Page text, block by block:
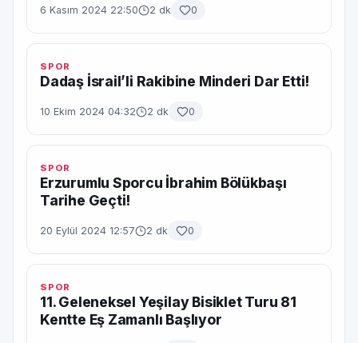
6 Kasım 2024 22:50 2 dk 0
SPOR
Dadaş İsrail’li Rakibine Minderi Dar Etti!
10 Ekim 2024 04:32 2 dk 0
SPOR
Erzurumlu Sporcu İbrahim Bölükbaşı
Tarihe Geçti!
20 Eylül 2024 12:57 2 dk 0
SPOR
11. Geleneksel Yeşilay Bisiklet Turu 81
Kentte Eş Zamanlı Başlıyor